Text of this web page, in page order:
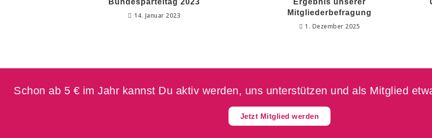
Bundesparteitag 2023
14. Januar 2023
Ergebnis unserer
Mitgliederbefragung
1. Dezember 2025
Schon ab 5 € im Jahr kannst Du aktiv werden, uns unterstützen und als Mitglied
Jetzt Mitglied werden